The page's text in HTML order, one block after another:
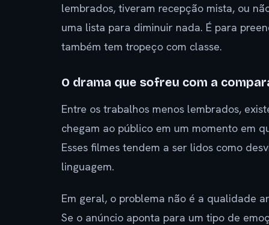
lembrados, tiveram recepção mista, ou
uma lista para diminuir nada. É para
também tem tropeço com classe.
O drama que sofreu com a
Entre os trabalhos menos lembrados,
chegam ao público em um momento em
Esses filmes tendem a ser lidos como
linguagem.
Em geral, o problema não é a qualidade
Se o anúncio aponta para um tipo de